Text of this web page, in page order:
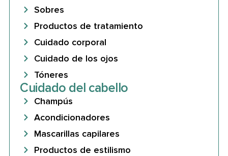
Sobres
Productos de tratamiento
Cuidado corporal
Cuidado de los ojos
Tóneres
Cuidado del cabello
Champús
Acondicionadores
Mascarillas capilares
Productos de estilismo